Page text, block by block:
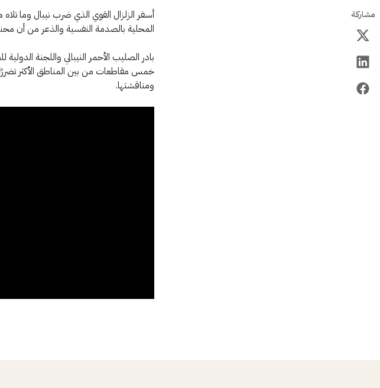
مشاركة
أسفر الزلزال القوي الذي ضرب نيبال وما
المحلية بالصدمة النفسية والذعر من أن
بادر الصليب الأحمر النيبالي واللجنة
خمس مقاطعات من بين المناطق الأكثر
ومناقشتها.